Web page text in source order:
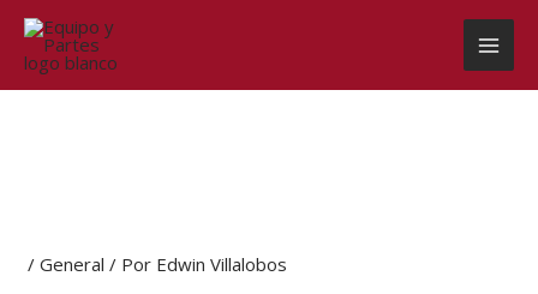
contenido
/General / Por Edwin Villalobos